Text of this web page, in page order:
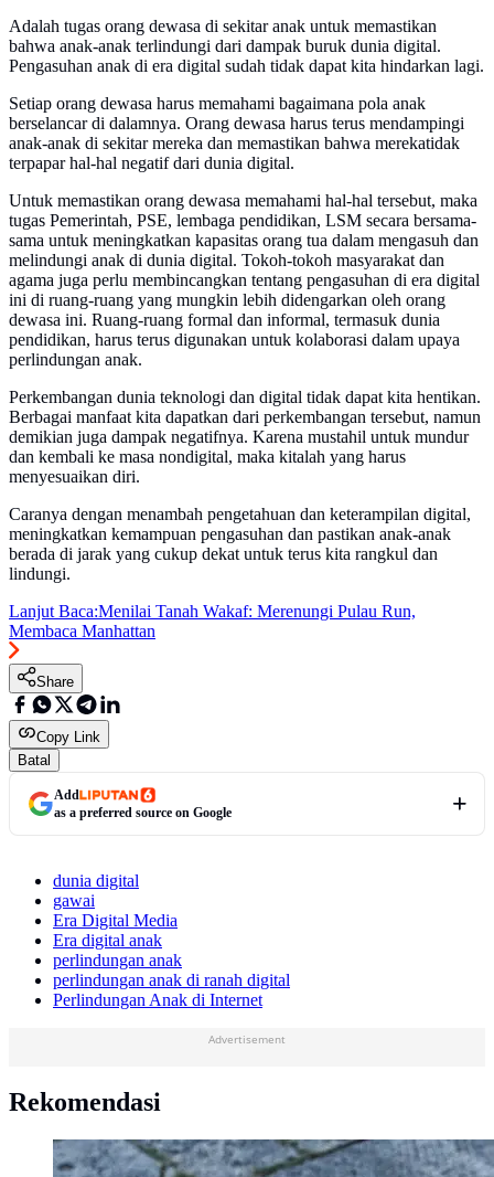
Adalah tugas orang dewasa di sekitar anak untuk memastikan
bahwa anak-anak terlindungi dari dampak buruk dunia digital.
Pengasuhan anak di era digital sudah tidak dapat kita hindarkan lagi.
Setiap orang dewasa harus memahami bagaimana pola anak
berselancar di dalamnya. Orang dewasa harus terus mendampingi
anak-anak di sekitar mereka dan memastikan bahwa merekatidak
terpapar hal-hal negatif dari dunia digital.
Untuk memastikan orang dewasa memahami hal-hal tersebut, maka
tugas Pemerintah, PSE, lembaga pendidikan, LSM secara bersama-
sama untuk meningkatkan kapasitas orang tua dalam mengasuh dan
melindungi anak di dunia digital. Tokoh-tokoh masyarakat dan
agama juga perlu membincangkan tentang pengasuhan di era digital
ini di ruang-ruang yang mungkin lebih didengarkan oleh orang
dewasa ini. Ruang-ruang formal dan informal, termasuk dunia
pendidikan, harus terus digunakan untuk kolaborasi dalam upaya
perlindungan anak.
Perkembangan dunia teknologi dan digital tidak dapat kita hentikan.
Berbagai manfaat kita dapatkan dari perkembangan tersebut, namun
demikian juga dampak negatifnya. Karena mustahil untuk mundur
dan kembali ke masa nondigital, maka kitalah yang harus
menyesuaikan diri.
Caranya dengan menambah pengetahuan dan keterampilan digital,
meningkatkan kemampuan pengasuhan dan pastikan anak-anak
berada di jarak yang cukup dekat untuk terus kita rangkul dan
lindungi.
Lanjut Baca:Menilai Tanah Wakaf: Merenungi Pulau Run,
Membaca Manhattan
Share
Copy Link
Batal
Add
as a preferred source on Google
dunia digital
gawai
Era Digital Media
Era digital anak
perlindungan anak
perlindungan anak di ranah digital
Perlindungan Anak di Internet
Advertisement
Rekomendasi